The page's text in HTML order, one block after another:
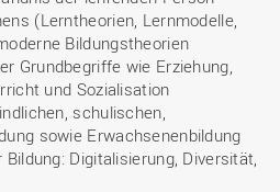
(Lerntheorien, Lernmodelle,
Bildungstheorien
Grundbegriffe wie Erziehung,
und Sozialisation
schulischen,
sowie Erwachsenenbildung
Digitalisierung, Diversität,